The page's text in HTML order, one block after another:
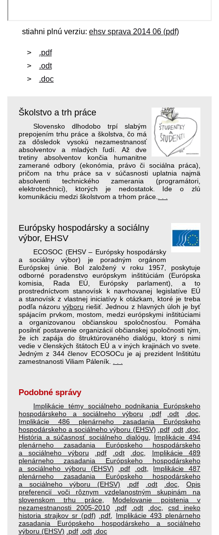
stiahni plnú verziu: ehsv sprava 2014 06 (pdf)
.pdf
.odt
.doc
Školstvo a trh práce
Slovensko dlhodobo trpí slabým
prepojením trhu práce a školstva, čo má
za dôsledok vysokú nezamestnanosť
absolventov a mladých ľudí. Až dve
tretiny absolventov končia humanitne
zamerané odbory (ekonómia, právo či sociálna práca),
pričom na trhu práce sa v súčasnosti uplatnia najmä
absolventi technického zamerania (programátori,
elektrotechnici), ktorých je nedostatok. Ide o zlú
komunikáciu medzi školstvom a trhom práce.
Európsky hospodársky a sociálny
výbor, EHSV
ECOSOC (EHSV – Európsky hospodársky
a sociálny výbor) je poradným orgánom
Európskej únie. Bol založený v roku 1957, poskytuje
odborné poradenstvo európskym inštitúciám (Európska
komisia, Rada EÚ, Európsky parlament), a to
prostredníctvom stanovísk k navrhovanej legislatíve EÚ
a stanovísk z vlastnej iniciatívy k otázkam, ktoré je treba
podľa názoruvýboru riešiť. Jednou z hlavných úloh je byť
spájacím prvkom, mostom, medzi európskymi inštitúciami
a organizovanou občianskou spoločnosťou. Pomáha
posilniť postavenie organizácií občianskej spoločnosti tým,
že ich zapája do štruktúrovaného dialógu, ktorý s nimi
vedie v členských štátoch EÚ a v iných krajinách vo svete.
Jedným z 344 členov ECOSOCu je aj prezident Inštitútu
zamestnanosti Viliam Páleník.
Podobné správy
Implikácie témy sociálneho podnikania Európskeho
hospodárskeho a sociálneho výboru
.pdf .odt .doc
Implikácie 486 plenárneho zasadania Európskeho
hospodárskeho a sociálneho výboru (EHSV)
.pdf .odt .doc
História a súčasnosť sociálneho dialógu
Implikácie 494
plenárneho zasadania Európskeho hospodárskeho
a sociálneho výboru
.pdf .odt .doc
Implikácie 489
plenárneho zasadania Európskeho hospodárskeho
a sociálneho výboru (EHSV)
.pdf .odt, Implikácie 487
plenárneho zasadania Európskeho hospodárskeho
a sociálneho výboru (EHSV)
.pdf .odt .doc
Opis
preferencií voči rôznym vzdelanostným skupinám na
slovenskom trhu práce, Modelovanie poistenia v
nezamestnanosti 2005-2010
.pdf .odt .doc
csd ineko
historia strajkov sr (pdf)
.pdf
Implikácie 493 plenárneho
zasadania Európskeho hospodárskeho a sociálneho
výboru (EHSV)
.pdf .odt .doc